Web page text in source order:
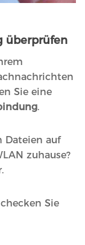
überprüfen
Sie eine
.
Dateien auf
zuhause?
Sie